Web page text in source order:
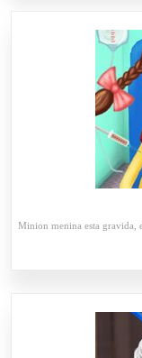
Minion menina esta gravida,